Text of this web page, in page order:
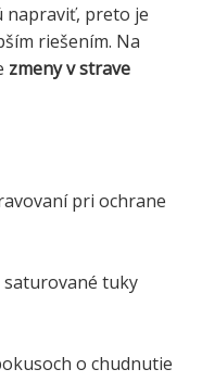
napraviť, preto je
riešením. Na
zmeny v strave
pri ochrane
saturované tuky
o chudnutie